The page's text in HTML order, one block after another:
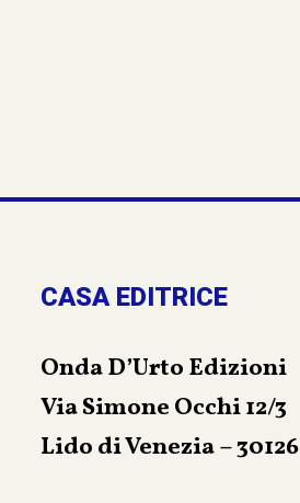
CASA EDITRICE
Onda D’Urto Edizioni
Via Simone Occhi 12/3
Lido di Venezia – 30126